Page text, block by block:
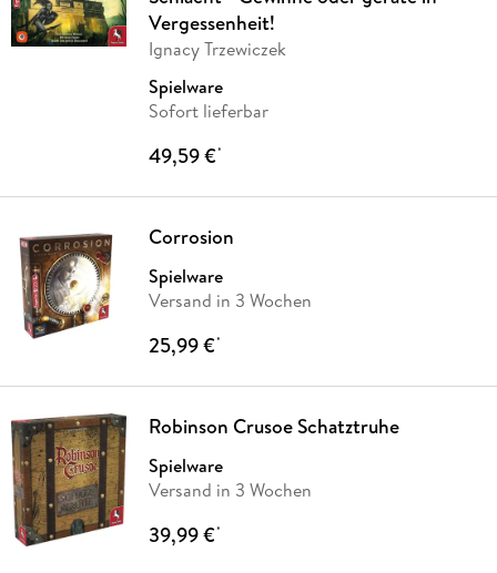
Vergessenheit!
Ignacy Trzewiczek
Spielware
Sofort lieferbar
49,59 €*
Corrosion
Spielware
Versand in 3 Wochen
25,99 €*
Robinson Crusoe Schatztruhe
Spielware
Versand in 3 Wochen
39,99 €*